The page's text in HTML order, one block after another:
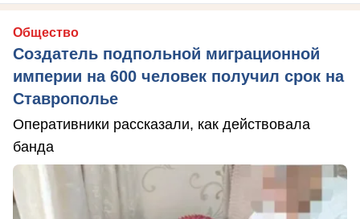
Общество
Создатель подпольной миграционной
империи на 600 человек получил срок на
Ставрополье
Оперативники рассказали, как действовала
банда